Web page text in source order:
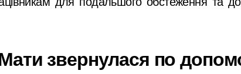
для подальшого обстеження та
звернулася по